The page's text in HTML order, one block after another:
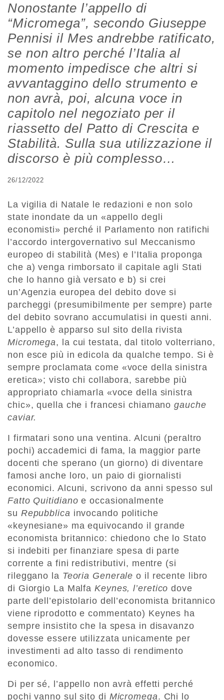
Nonostante l’appello di
“Micromega”, secondo Giuseppe
Pennisi il Mes andrebbe ratificato,
se non altro perché l’Italia al
momento impedisce che altri si
avvantaggino dello strumento e
non avrà, poi, alcuna voce in
capitolo nel negoziato per il
riassetto del Patto di Crescita e
Stabilità. Sulla sua utilizzazione il
discorso è più complesso…
26/12/2022
La vigilia di Natale le redazioni e non solo
state inondate da un «appello degli
economisti» perché il Parlamento non ratifichi
l’accordo intergovernativo sul Meccanismo
europeo di stabilità (Mes) e l’Italia proponga
che a) venga rimborsato il capitale agli Stati
che lo hanno già versato e b) si crei
un’Agenzia europea del debito dove si
parcheggi (presumibilmente per sempre) parte
del debito sovrano accumulatisi in questi anni.
L’appello è apparso sul sito della rivista
Micromega, la cui testata, dal titolo volterriano,
non esce più in edicola da qualche tempo. Si è
sempre proclamata come «voce della sinistra
eretica»; visto chi collabora, sarebbe più
appropriato chiamarla «voce della sinistra
chic», quella che i francesi chiamanogauche
caviar.
I firmatari sono una ventina. Alcuni (peraltro
pochi) accademici di fama, la maggior parte
docenti che sperano (un giorno) di diventare
famosi anche loro, un paio di giornalisti
economici. Alcuni, scrivono da anni spesso sul
Fatto Quitidiano e occasionalmente
su Repubblica invocando politiche
«keynesiane» ma equivocando il grande
economista britannico: chiedono che lo Stato
si indebiti per finanziare spesa di parte
corrente a fini redistributivi, mentre (si
rileggano la Teoria Generale o il recente libro
di Giorgio La Malfa Keynes, l’ereticodove
parte dell’epistolario dell’economista britannico
viene riprodotto e commentato) Keynes ha
sempre insistito che la spesa in disavanzo
dovesse essere utilizzata unicamente per
investimenti ad alto tasso di rendimento
economico.
Di per sé, l’appello non avrà effetti perché
pochi vanno sul sito di Micromega. Chi lo